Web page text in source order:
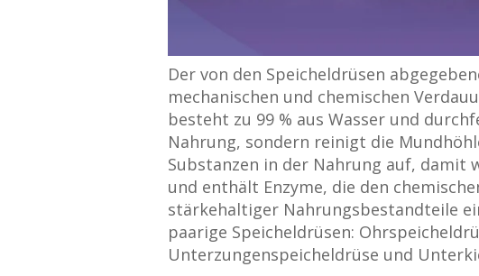
Der von den Speicheldrüsen
mechanischen und chemischen
besteht zu 99 % aus Wasser und
Nahrung, sondern reinigt die
Substanzen in der Nahrung auf, damit
und enthält Enzyme, die den
stärkehaltiger Nahrungsbestandteile
paarige Speicheldrüsen:
Unterzungenspeicheldrüse und